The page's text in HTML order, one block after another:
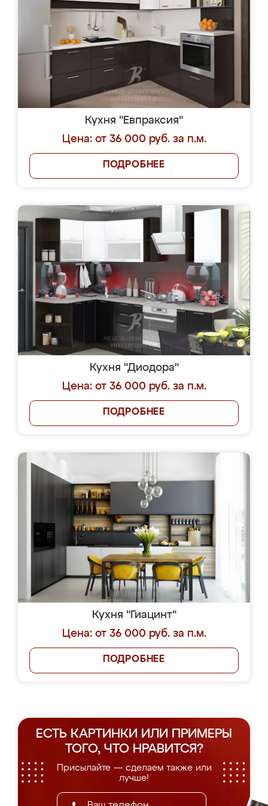
Кухня "Евпраксия"
Цена: от 36 000 руб. за п.м.
ПОДРОБНЕЕ
Кухня "Диодора"
Цена: от 36 000 руб. за п.м.
ПОДРОБНЕЕ
Кухня "Гиацинт"
Цена: от 36 000 руб. за п.м.
ПОДРОБНЕЕ
ЕСТЬ КАРТИНКИ ИЛИ ПРИМЕРЫ
ТОГО, ЧТО НРАВИТСЯ?
Присылайте — сделаем также или
лучше!